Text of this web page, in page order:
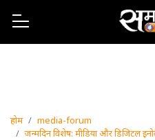
होम
media-forum
जन्मदिन विशेष: मीडिया और डिजिटल